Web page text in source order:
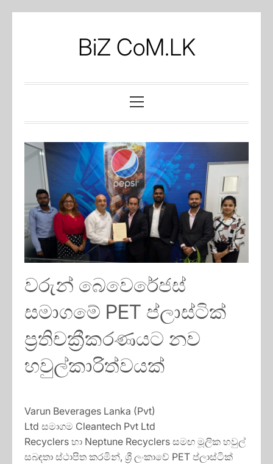
BiZ CoM.LK
Menu
වරුන් බෙවෙරේජස්
සමාගමේ PET ප්ලාස්ටික්
ප්‍රතිචක්‍රීකරණයට නව
හවුල්කාරිත්වයක්
Varun Beverages Lanka (Pvt)
Ltd සමාගම Cleantech Pvt Ltd
Recyclers හා Neptune Recyclers සමඟ මූලික හවුල්
සබඳතා ස්ථාපිත කරමින්, ශ්‍රී ලංකාවේ PET ප්ලාස්ටික්